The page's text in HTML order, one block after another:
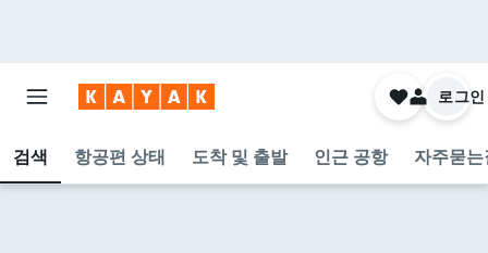
검색 항공편 상태 도착 및 출발 인근 공항 자주묻
로그인